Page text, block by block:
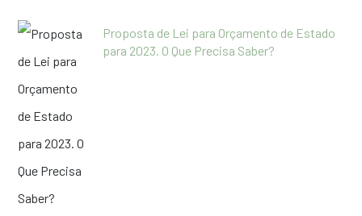
Proposta de Lei para Orçamento de Estado
para 2023. O Que Precisa Saber?